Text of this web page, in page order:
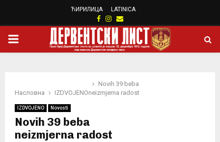
ЋИРИЛИЦА LATINICA
Facebook
Instagram
Email
PRIMARY
Насловна IZDVOJENO
Novih 39 beba
neizmjerna radost
IZDVOJENO Novosti
Novih 39 beba
neizmjerna radost